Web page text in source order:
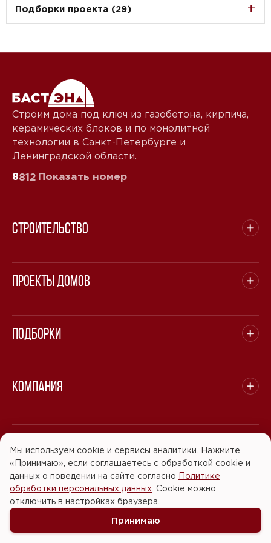
Подборки проекта (29)
Строим дома под ключ из газобетона, кирпича,
керамических блоков и по монолитной
технологии в Санкт-Петербурге и
Ленинградской области.
8812 Показать номер
Строительство
Проекты домов
Подборки
Компания
© 2008 - 2026 ООО "БАСТЭН". Все права защищены.
Политика обработки персональных данных
Согласие на обработку персональных данных
Мы используем cookie и сервисы аналитики. Нажмите
«Принимаю», если соглашаетесь с обработкой cookie и
данных о поведении на сайте согласно Политике
обработки персональных данных . Cookie можно
отключить в настройках браузера.
Принимаю